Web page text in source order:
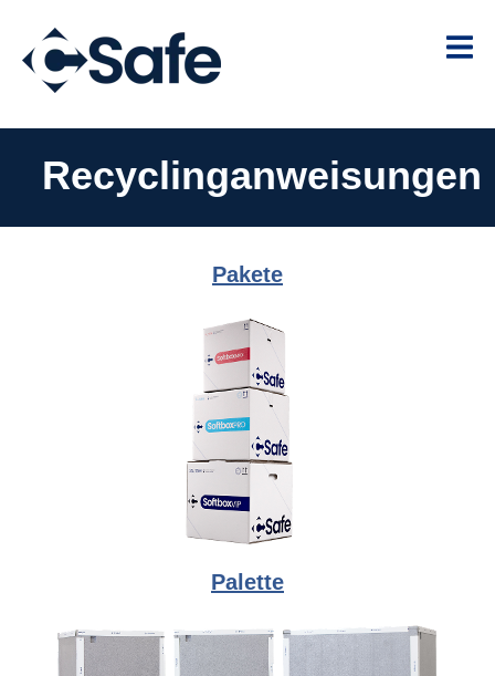
Recyclinganweisungen
Pakete
Palette